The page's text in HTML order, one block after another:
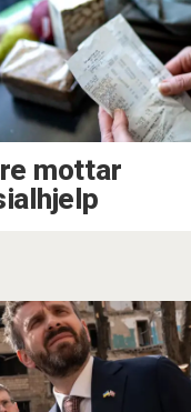
mottar